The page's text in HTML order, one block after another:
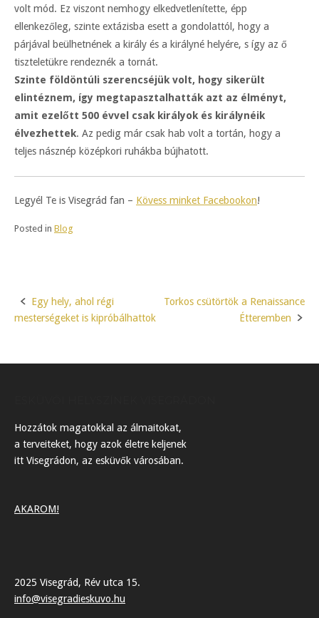
volt mód. Ez viszont nemhogy elkedvetlenítette, épp
ellenkezőleg, szinte extázisba esett a gondolattól, hogy a
párjával beülhetnének a király és a királyné helyére, s így az ő
tiszteletükre rendeznék a tornát.
Szinte földöntúli szerencséjük volt, hogy sikerült
elintéznem, így megtapasztalhatták azt az élményt,
amit ezelőtt 500 évvel csak királyok és királynéik
élvezhettek. Az pedig már csak hab volt a tortán, hogy a
teljes násznép középkori ruhákba bújhatott.
Legyél Te is Visegrád fan – Kövess minket Facebookon!
Posted in Blog
Post
Egy hely, ahol régi
mesterségeket is kipróbálhattok
Torkos csütörtök a Renaissance
Étteremben
Hozzátok magatokkal az álmaitokat,
a terveiteket, hogy azok életre keljenek
itt Visegrádon, az esküvők városában.
AKAROM!
2025 Visegrád, Rév utca 15.
info@visegradieskuvo.hu